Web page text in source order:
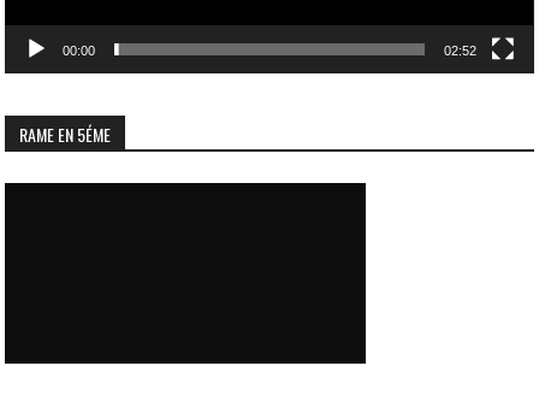
00:00 02:52
RAME EN 5ÉME